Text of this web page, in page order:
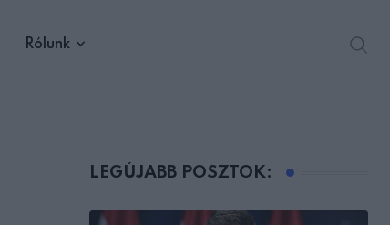
Rólunk
LEGÚJABB POSZTOK: